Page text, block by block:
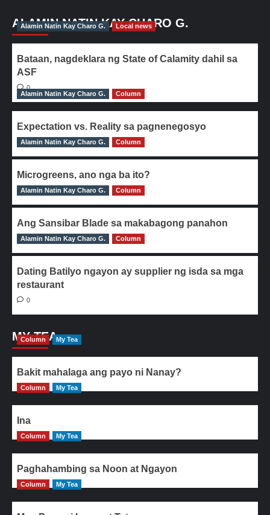
ALAMIN NATIN KAY CHARO G.
Alamin Natin Kay Charo G. Local news
Bataan, nagdeklara ng State of Calamity dahil sa
ASF
0
Alamin Natin Kay Charo G.
Column
Expectation vs. Reality sa pagnenegosyo
0
Alamin Natin Kay Charo G. Column
Microgreens, ano nga ba ito?
0
Alamin Natin Kay Charo G. Column
Ang Sansibar Blade sa makabagong panahon
0
Alamin Natin Kay Charo G. Column
Dating Batilyo ngayon ay supplier ng isda sa mga
restaurant
0
MY TEA
Column My Tea
Bakit mahalaga ang payo ni Nanay?
Column My Tea
Ina
Column My Tea
Paghahambing sa Noon at Ngayon
Column My Tea